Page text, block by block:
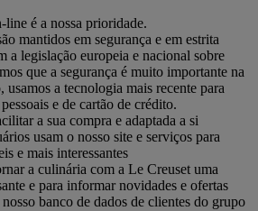
line é a nossa prioridade.
mantidos em segurança e em estrita
a legislação europeia e nacional sobre
que a segurança é muito importante na
a tecnologia mais recente para
e de cartão de crédito.
a sua compra e adaptada a si
usam o nosso site e serviços para
e mais interessantes
a culinária com a Le Creuset uma
e para informar novidades e ofertas
banco de dados de clientes do grupo